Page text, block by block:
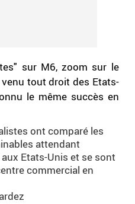
sur M6, zoom sur le
tout droit des Etats-
le même succès en
ont comparé les
attendant
Etats-Unis et se sont
commercial en